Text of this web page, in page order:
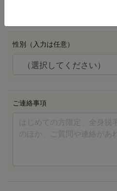
性別（入力は任意）
ご連絡事項